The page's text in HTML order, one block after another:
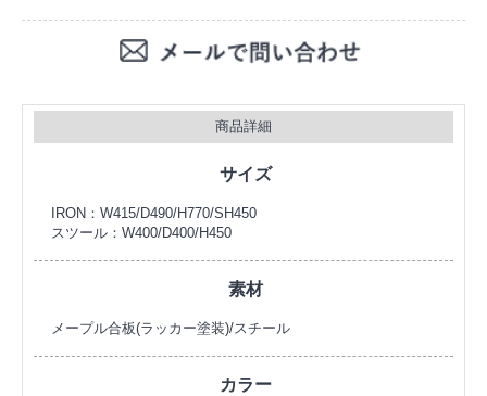
商品詳細
サイズ
IRON：W415/D490/H770/SH450
スツール：W400/D400/H450
素材
メープル合板(ラッカー塗装)/スチール
カラー